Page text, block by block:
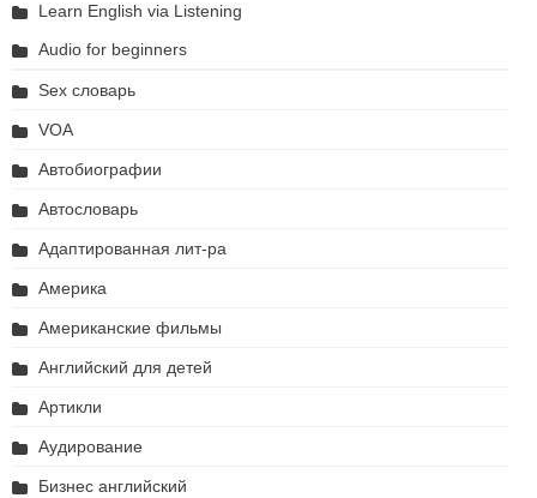
Learn English via Listening
Audio for beginners
Sex словарь
VOA
Автобиографии
Автословарь
Адаптированная лит-ра
Америка
Американские фильмы
Английский для детей
Артикли
Аудирование
Бизнес английский